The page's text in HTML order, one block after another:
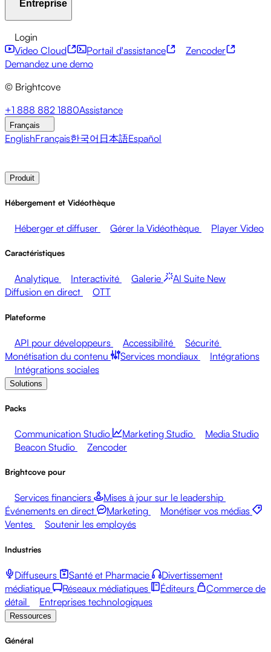
API pour développeurs
Monétisation du contenu
Services mondiaux
Intégrations
Intégrations sociales
Services financiers
Événements en direct
Marketing
Monétiser vos médias
Ventes
Soutenir les employés
Diffuseurs Santé et Pharmacie
médiatique
Réseaux médiatiques
détail
Entreprises technologiques
Documentation produit
Entreprise
À propos de Brightcove
Salle de presse Newsletter
Login
Video Cloud
Portail d'assistance
Zencoder
Demandez une demo
© Brightcove
+1 888 882 1880Assistance
Français
EnglishFrançais한국어 日本語Español
Produit
Hébergement et Vidéothèque
Héberger et diffuser Gérer la Vidéothèque Player Video
Caractéristiques
Analytique Interactivité Galerie AI Suite New
Diffusion en direct
OTT
Plateforme
API pour développeurs Accessibilité
Sécurité
Monétisation du contenu
Services mondiaux
Intégrations
Intégrations sociales
Solutions
Packs
Communication Studio Marketing Studio
Media Studio
Beacon Studio
Zencoder
Brightcove pour
Services financiers
Mises à jour sur le leadership
Événements en direct
Marketing
Monétiser vos médias
Ventes
Soutenir les employés
Industries
Diffuseurs Santé et Pharmacie
Divertissement
médiatique
Réseaux médiatiques Éditeurs
Commerce de
détail
Entreprises technologiques
Ressources
Général